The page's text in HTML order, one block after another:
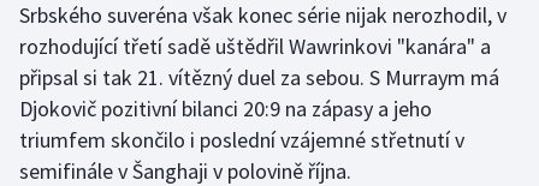
Jezdectví
Judo
Krasobruslení
Srbského suveréna však konec série nijak nerozhodil, v
rozhodující třetí sadě uštědřil Wawrinkovi "kanára" a
připsal si tak 21. vítězný duel za sebou. S Murraym má
Djokovič pozitivní bilanci 20:9 na zápasy a jeho
triumfem skončilo i poslední vzájemné střetnutí v
semifinále v Šanghaji v polovině října.